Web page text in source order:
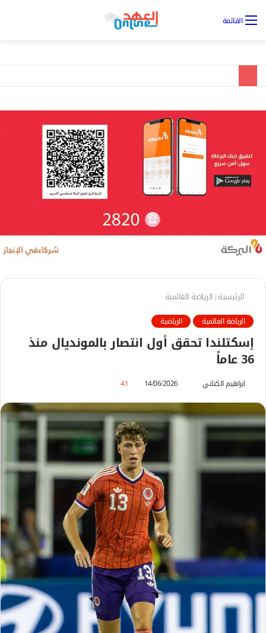
القائمة
الرئيسية| الرياضة العالمية
الرياضة العالمية الرياضية
إسكتلندا تحقق أول انتصار بالمونديال منذ
36 عاماً
ابراهيم الكناني
س
ت
ن
ا
14/06/2026
41